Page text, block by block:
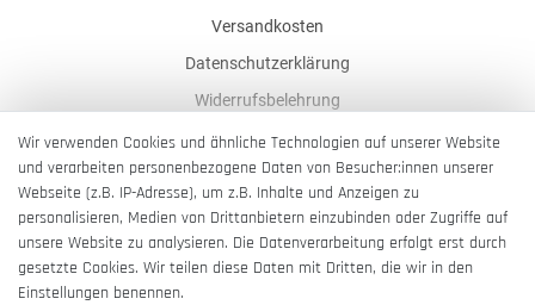
Versandkosten
Datenschutzerklärung
Widerrufsbelehrung
AGB
Impressum
Barrierefreiheitserklärung
Wir verwenden Cookies und ähnliche Technologien auf unserer Website
und verarbeiten personenbezogene Daten von Besucher:innen unserer
Webseite (z.B. IP-Adresse), um z.B. Inhalte und Anzeigen zu
personalisieren, Medien von Drittanbietern einzubinden oder Zugriffe auf
unsere Website zu analysieren. Die Datenverarbeitung erfolgt erst durch
gesetzte Cookies. Wir teilen diese Daten mit Dritten, die wir in den
Einstellungen benennen.